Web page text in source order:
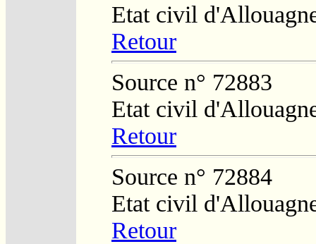
Etat civil
Retour
Source n° 72883
Etat civil
Retour
Source n° 72884
Etat civil
Retour